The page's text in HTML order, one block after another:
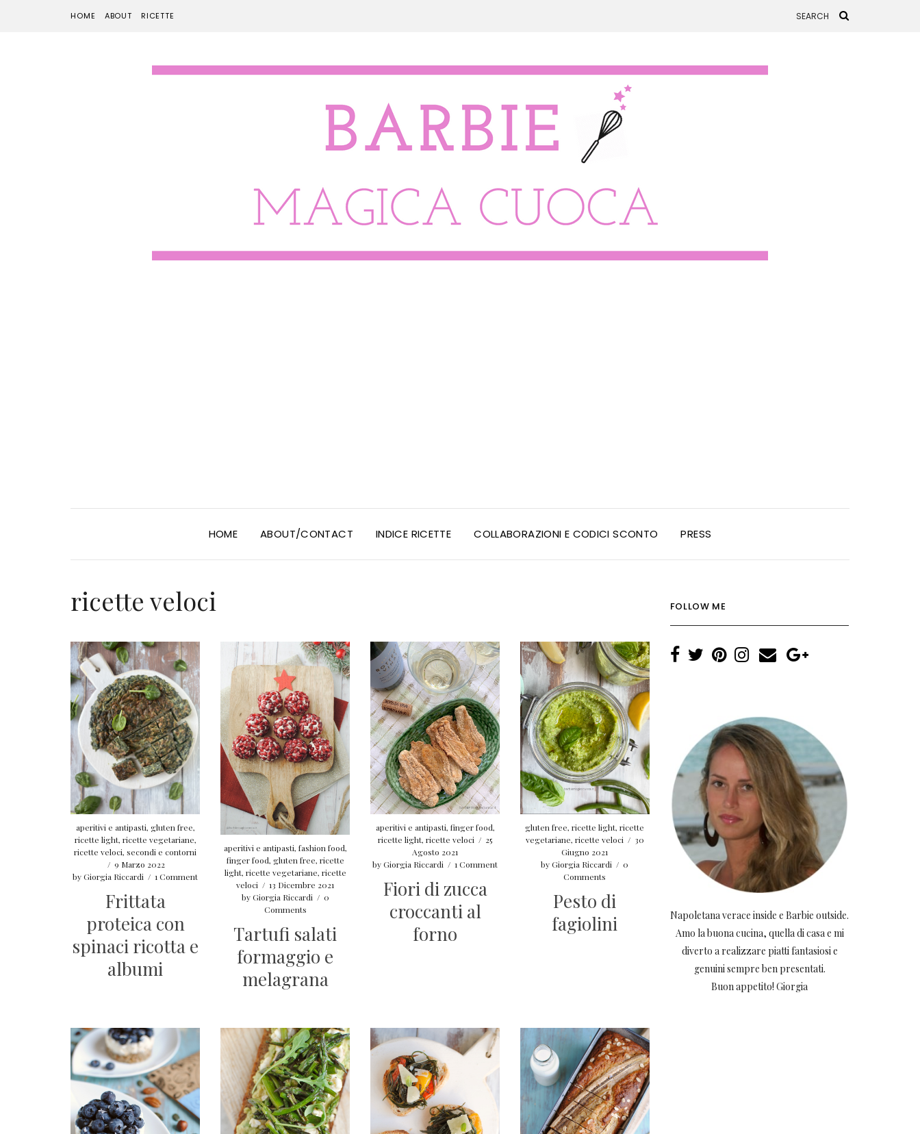
HOME ABOUT RICETTE
HOME ABOUT/CONTACT INDICE RICETTE COLLABORAZIONI E CODICI SCONTO PRESS
ricette veloci
aperitivi e antipasti, gluten free,
ricette light, ricette vegetariane,
ricette veloci,secondi e contorni
/ 9 Marzo 2022
byGiorgia Riccardi / 1 Comment
Frittata
proteica con
spinaci ricotta e
albumi
aperitivi e antipasti, fashion food,
finger food, gluten free, ricette
light, ricette vegetariane, ricette
veloci / 13 Dicembre 2021
byGiorgia Riccardi / 0
Comments
Tartufi salati
formaggio e
melagrana
aperitivi e antipasti, finger food,
ricette light,ricette veloci / 25
Agosto 2021
byGiorgia Riccardi / 1 Comment
Fiori di zucca
croccanti al
forno
gluten free,ricette light,ricette
vegetariane, ricette veloci / 30
Giugno 2021
byGiorgia Riccardi / 0
Comments
Pesto di
fagiolini
FOLLOW ME
Napoletana verace inside e Barbie outside.
Amo la buona cucina, quella di casa e mi
diverto a realizzare piatti fantasiosi e
genuini sempre ben presentati.
Buon appetito! Giorgia